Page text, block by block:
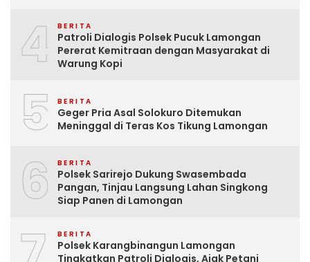
4
BERITA
Patroli Dialogis Polsek Pucuk Lamongan
Pererat Kemitraan dengan Masyarakat di
Warung Kopi
5 BERITA
Geger Pria Asal Solokuro Ditemukan
Meninggal di Teras Kos Tikung Lamongan
6 BERITA
Polsek Sarirejo Dukung Swasembada
Pangan, Tinjau Langsung Lahan Singkong
Siap Panen di Lamongan
BERITA
Polsek Karangbinangun Lamongan
Tingkatkan Patroli Dialogis, Ajak Petani